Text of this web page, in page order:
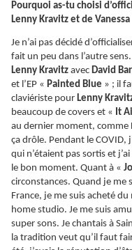
Pourquoi as-tu choisi
Lenny Kravitz et de Vanessa
Je n’ai pas décidé
fait un peu dans l’autre
Lenny Kravitz avec David
et l’EP « Painted Blue » ; il
claviériste pour Lenny
beaucoup de covers et « It
au dernier moment, comme
ça drôle. Pendant le COVID,
qui n’étaient pas sortis et
le bon moment. Quant à «
circonstances. Quand je me
France, je me suis acheté
home studio. Je me suis
super sons. Je chantais à
la tradition veut qu’il faut